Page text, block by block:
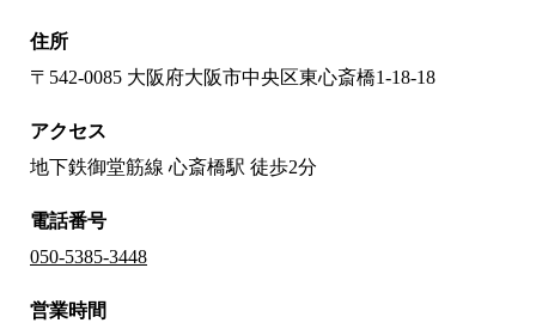
住所
〒542-0085 大阪府大阪市中央区東心斎橋1-18-18
アクセス
地下鉄御堂筋線 心斎橋駅 徒歩2分
電話番号
050-5385-3448
営業時間